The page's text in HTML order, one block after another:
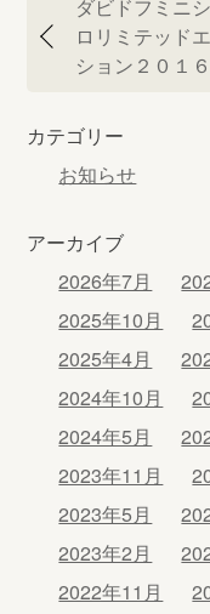
稿
ナ
ー
ダビドフミニ
ロリミテッド
ション２０１６
カテゴリー
お知らせ
アーカイブ
2026年7月
2025年10月
2025年4月
2024年10月
2024年5月
2023年11月
2023年5月
2023年2月
2022年11月